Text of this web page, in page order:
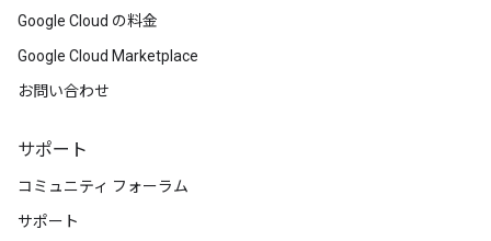
Google Cloud の料金
Google Cloud Marketplace
お問い合わせ
サポート
コミュニティ フォーラム
サポート